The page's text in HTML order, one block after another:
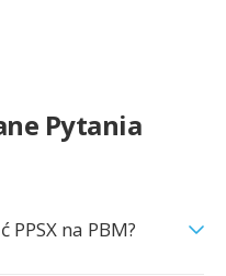
Pytania
na PBM?